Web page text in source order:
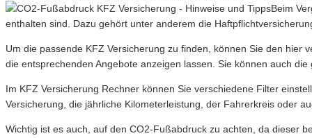
Beim
enthalten sind. Dazu gehört unter anderem die
Um die passende KFZ Versicherung zu finden, können Sie den
die entsprechenden Angebote anzeigen lassen. Sie können auch
Im KFZ Versicherung Rechner können Sie verschiedene Filter
Versicherung, die jährliche Kilometerleistung, der Fahrerkreis oder
Wichtig ist es auch, auf den CO2-Fußabdruck zu achten, da dieser